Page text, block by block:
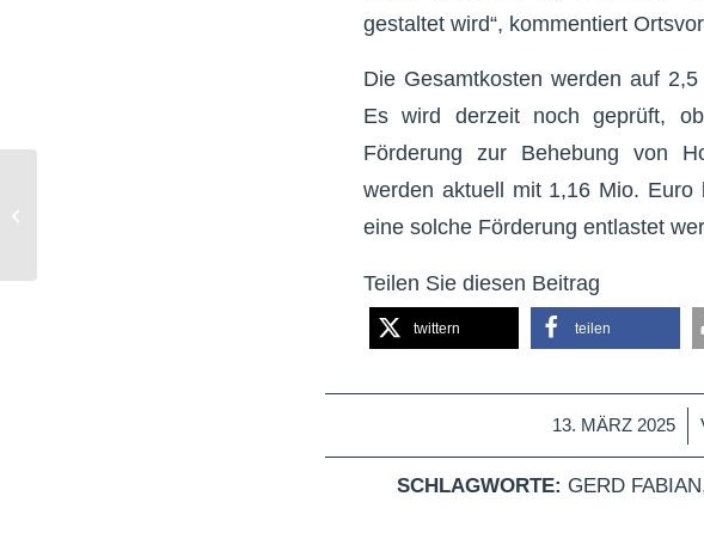
gestaltet wird“, kommentiert
Die Gesamtkosten werden auf
Es wird derzeit noch geprüft,
Förderung zur Behebung von
werden aktuell mit 1,16 Mio. Euro
eine solche Förderung entlastet
Teilen Sie diesen Beitrag
twittern teilen
13. MÄRZ 2025
/
SCHLAGWORTE: GERD FABIAN